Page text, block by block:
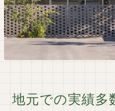
地元での実績多